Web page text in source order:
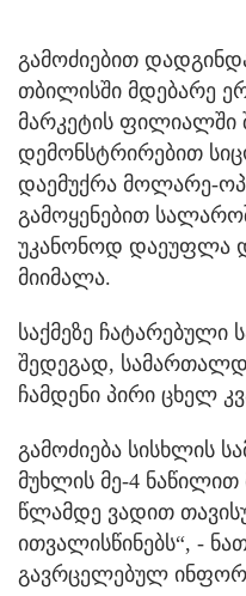
გამოძიებით
თბილისში მდებარე
მარკეტის ფილიალში
დემონსტრირებით
დაემუქრა მოლარე-
გამოყენებით
უკანონოდ დაეუფლა
მიიმალა.
საქმეზე ჩატარებული
შედეგად,
ჩამდენი პირი ცხელ
გამოძიება სისხლის
მუხლის მე-4 ნაწილით
წლამდე ვადით
ითვალისწინებს“, -
გავრცელებულ